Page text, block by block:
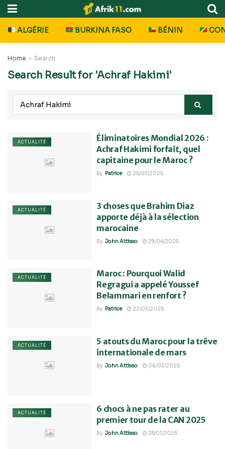
ALGÉRIE BURKINA FASO BÉNIN
Home Search
Search Result for 'Achraf Hakimi'
ACTUALITÉ
Éliminatoires Mondial 2026 :
Achraf Hakimi forfait, quel
capitaine pour le Maroc ?
By Patrice 25/03/2025
ACTUALITÉ
3 choses que Brahim Diaz
apporte déjà à la sélection
marocaine
By John Attisso 29/04/2025
ACTUALITÉ
Maroc : Pourquoi Walid
Regragui a appelé Youssef
Belammari en renfort ?
By Patrice 22/03/2025
ACTUALITÉ
5 atouts du Maroc pour la trêve
internationale de mars
By John Attisso 06/03/2025
ACTUALITÉ
6 chocs à ne pas rater au
premier tour de la CAN 2025
By John Attisso 28/01/2025